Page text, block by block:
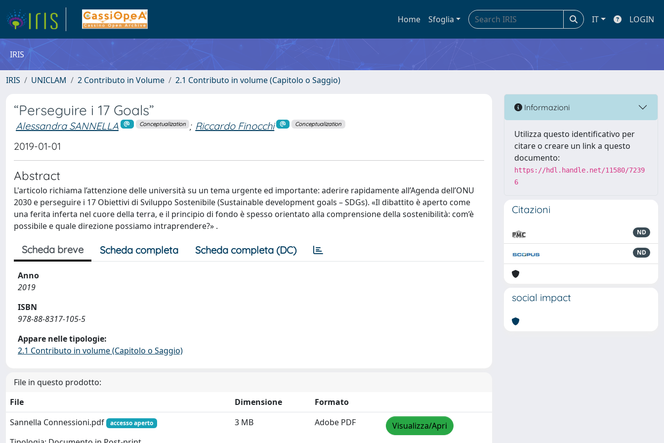
Home Sfoglia IT LOGIN
IRIS
IRIS UNICLAM 2 Contributo in Volume 2.1 Contributo in volume (Capitolo o Saggio)
“Perseguire i 17 Goals”
Alessandra SANNELLA Conceptualization ; Riccardo Finocchi Conceptualization
2019-01-01
Abstract
L'articolo richiama l’attenzione delle università su un tema urgente ed importante: aderire rapidamente all’Agenda dell’ONU
2030 e perseguire i 17 Obiettivi di Sviluppo Sostenibile (Sustainable development goals – SDGs). «Il dibattito è aperto come
una ferita inferta nel cuore della terra, e il principio di fondo è spesso orientato alla comprensione della sostenibilità: com’è
possibile e quale direzione possiamo intraprendere?» .
Scheda breve Scheda completa Scheda completa (DC)
Anno
2019
ISBN
978-88-8317-105-5
Appare nelle tipologie:
2.1 Contributo in volume (Capitolo o Saggio)
File in questo prodotto:
File
Dimensione
Formato
Sannella Connessioni.pdf
accesso aperto 3 MB Adobe PDF Visualizza/Apri
Informazioni
Utilizza questo identificativo per
citare o creare un link a questo
documento:
https://hdl.handle.net/11580/7239
6
Citazioni
ND
ND
social impact